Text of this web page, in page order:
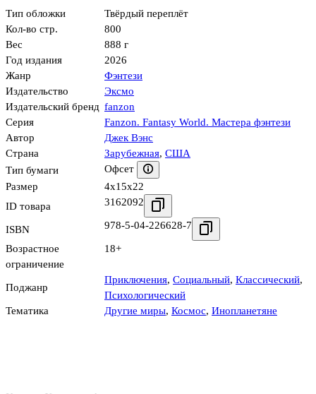
Тип обложки
Твёрдый переплёт
Кол-во стр.
800
Вес
888 г
Год издания
2026
Жанр
Фэнтези
Издательство
Эксмо
Издательский бренд fanzon
Серия
Fanzon. Fantasy World. Мастера фэнтези
Автор
Джек Вэнс
Страна
Зарубежная, США
Тип бумаги
Офсет
Размер
4x15x22
ID товара
3162092
ISBN 978-5-04-226628-7
Возрастное
ограничение
18+
Поджанр
Приключения, Социальный, Классический,
Психологический
Тематика
Другие миры, Космос, Инопланетяне